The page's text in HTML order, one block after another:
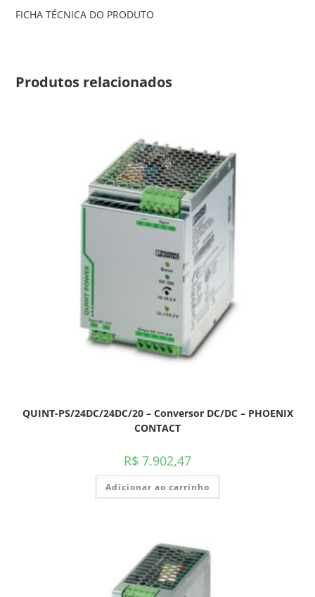
FICHA TÉCNICA DO PRODUTO
Produtos relacionados
QUINT-PS/24DC/24DC/20 – Conversor DC/DC – PHOENIX
CONTACT
R$ 7.902,47
Adicionar ao carrinho